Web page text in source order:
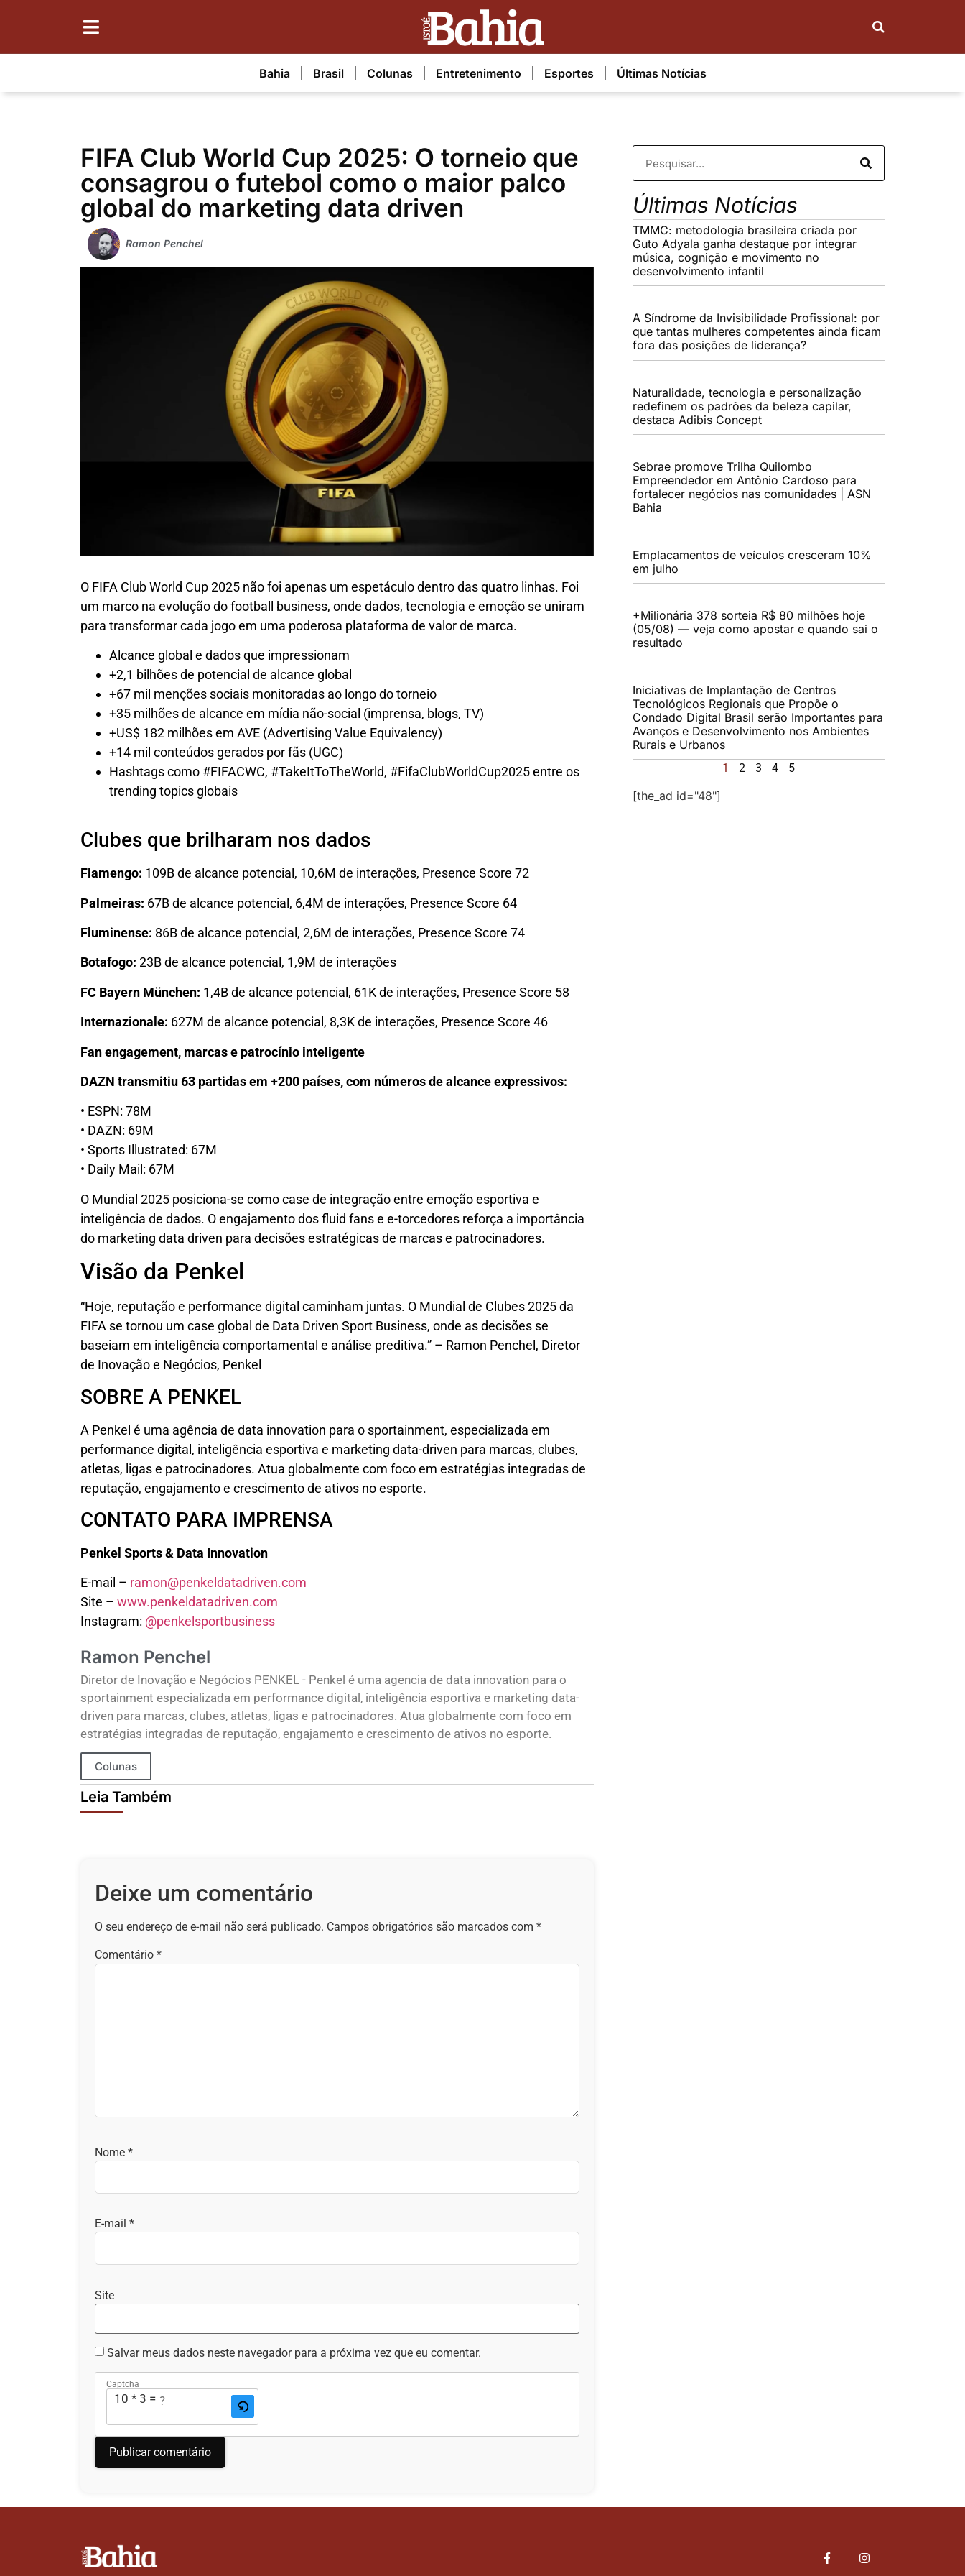
Bahia Brasil Colunas Entretenimento Esportes Últimas Notícias
FIFA Club World Cup 2025: O torneio que
consagrou o futebol como o maior palco
global do marketing data driven
Ramon Penchel
O FIFA Club World Cup 2025 não foi apenas um espetáculo dentro das quatro linhas. Foi
um marco na evolução do football business, onde dados, tecnologia e emoção se uniram
para transformar cada jogo em uma poderosa plataforma de valor de marca.
Alcance global e dados que impressionam
+2,1 bilhões de potencial de alcance global
+67 mil menções sociais monitoradas ao longo do torneio
+35 milhões de alcance em mídia não-social (imprensa, blogs, TV)
+US$ 182 milhões em AVE (Advertising Value Equivalency)
+14 mil conteúdos gerados por fãs (UGC)
Hashtags como #FIFACWC, #TakeItToTheWorld, #FifaClubWorldCup2025 entre os
trending topics globais
Clubes que brilharam nos dados
Flamengo: 109B de alcance potencial, 10,6M de interações, Presence Score 72
Palmeiras: 67B de alcance potencial, 6,4M de interações, Presence Score 64
Fluminense: 86B de alcance potencial, 2,6M de interações, Presence Score 74
Botafogo: 23B de alcance potencial, 1,9M de interações
FC Bayern München: 1,4B de alcance potencial, 61K de interações, Presence Score 58
Internazionale: 627M de alcance potencial, 8,3K de interações, Presence Score 46
Fan engagement, marcas e patrocínio inteligente
DAZN transmitiu 63 partidas em +200 países, com números de alcance expressivos:
•⁠ ⁠ESPN: 78M
•⁠ ⁠DAZN: 69M
•⁠ ⁠Sports Illustrated: 67M
•⁠ ⁠Daily Mail: 67M
O Mundial 2025 posiciona-se como case de integração entre emoção esportiva e
inteligência de dados. O engajamento dos fluid fans e e-torcedores reforça a importância
do marketing data driven para decisões estratégicas de marcas e patrocinadores.
Visão da Penkel
“Hoje, reputação e performance digital caminham juntas. O Mundial de Clubes 2025 da
FIFA se tornou um case global de Data Driven Sport Business, onde as decisões se
baseiam em inteligência comportamental e análise preditiva.” – Ramon Penchel, Diretor
de Inovação e Negócios, Penkel
SOBRE A PENKEL
A Penkel é uma agência de data innovation para o sportainment, especializada em
performance digital, inteligência esportiva e marketing data-driven para marcas, clubes,
atletas, ligas e patrocinadores. Atua globalmente com foco em estratégias integradas de
reputação, engajamento e crescimento de ativos no esporte.
CONTATO PARA IMPRENSA
Penkel Sports & Data Innovation
E-mail – ramon@penkeldatadriven.com
Site – www.penkeldatadriven.com
Instagram: @penkelsportbusiness
Ramon Penchel
Diretor de Inovação e Negócios PENKEL - Penkel é uma agencia de data innovation para o
sportainment especializada em performance digital, inteligência esportiva e marketing data-
driven para marcas, clubes, atletas, ligas e patrocinadores. Atua globalmente com foco em
estratégias integradas de reputação, engajamento e crescimento de ativos no esporte.
Colunas
Leia Também
Deixe um comentário
O seu endereço de e-mail não será publicado. Campos obrigatórios são marcados com *
Comentário *
Nome *
E-mail *
Site
Salvar meus dados neste navegador para a próxima vez que eu comentar.
Captcha
10 * 3 = ?
Últimas Notícias
TMMC: metodologia brasileira criada por
Guto Adyala ganha destaque por integrar
música, cognição e movimento no
desenvolvimento infantil
A Síndrome da Invisibilidade Profissional: por
que tantas mulheres competentes ainda ficam
fora das posições de liderança?
Naturalidade, tecnologia e personalização
redefinem os padrões da beleza capilar,
destaca Adibis Concept
Sebrae promove Trilha Quilombo
Empreendedor em Antônio Cardoso para
fortalecer negócios nas comunidades | ASN
Bahia
Emplacamentos de veículos cresceram 10%
em julho
+Milionária 378 sorteia R$ 80 milhões hoje
(05/08) — veja como apostar e quando sai o
resultado
Iniciativas de Implantação de Centros
Tecnológicos Regionais que Propõe o
Condado Digital Brasil serão Importantes para
Avanços e Desenvolvimento nos Ambientes
Rurais e Urbanos
1 2 3 4 5
[the_ad id="48"]